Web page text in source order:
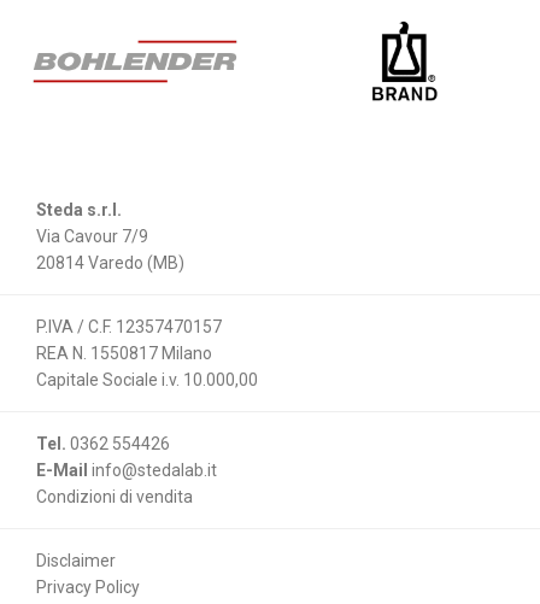
Steda s.r.l.
Via Cavour 7/9
20814 Varedo (MB)
P.IVA / C.F. 12357470157
REA N. 1550817 Milano
Capitale Sociale i.v. 10.000,00
Tel. 0362 554426
E-Mail info@stedalab.it
Condizioni di vendita
Disclaimer
Privacy Policy